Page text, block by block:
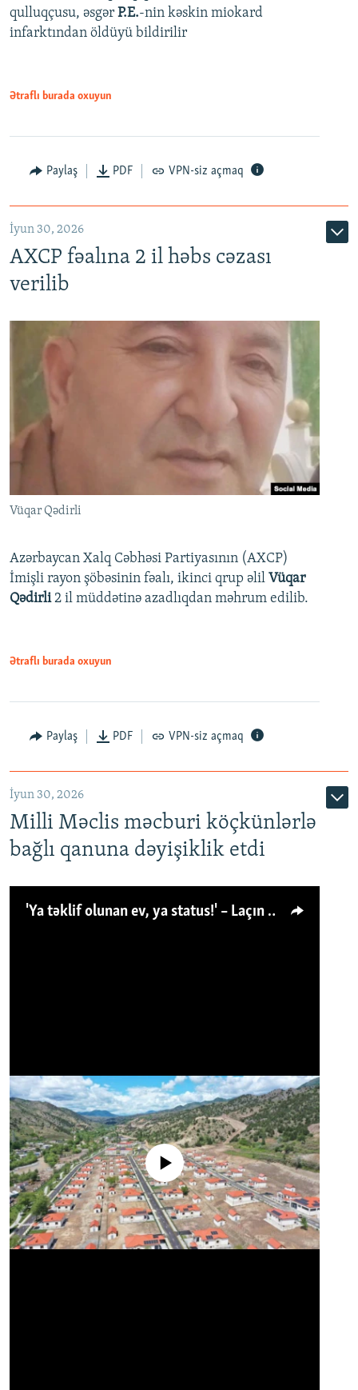
qulluqçusu, əsgər P.E.-nin kəskin miokard
infarktından öldüyü bildirilir
Ətraflı burada oxuyun
Paylaş PDF VPN-siz açmaq
İyun 30, 2026
AXCP fəalına 2 il həbs cəzası
verilib
Vüqar Qədirli
Azərbaycan Xalq Cəbhəsi Partiyasının (AXCP)
İmişli rayon şöbəsinin fəalı, ikinci qrup əlil Vüqar
Qədirli2 il müddətinə azadlıqdan məhrum edilib.
Ətraflı burada oxuyun
Paylaş PDF VPN-siz açmaq
İyun 30, 2026
Milli Məclis məcburi köçkünlərlə
bağlı qanuna dəyişiklik etdi
'Ya təklif olunan ev, ya status!' – Laçın köçkünü: 'Laçından başqa heç hara!'
No media source currently available